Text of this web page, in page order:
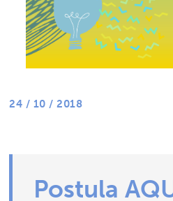
24 / 10 / 2018
Postula